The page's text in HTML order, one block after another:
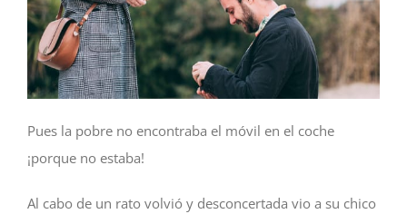
Pues la pobre no encontraba el móvil en el coche
¡porque no estaba!
Al cabo de un rato volvió y desconcertada vio a su chico